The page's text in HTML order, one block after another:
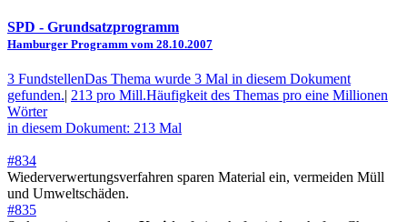
SPD - Grundsatzprogramm
Hamburger Programm vom 28.10.2007
3 FundstellenDas Thema wurde 3 Mal in diesem Dokument
gefunden.| 213 pro Mill.Häufigkeit des Themas pro eine Millionen
Wörter
in diesem Dokument: 213 Mal
#834
Wiederverwertungsverfahren sparen Material ein, vermeiden Müll
und Umweltschäden.
#835